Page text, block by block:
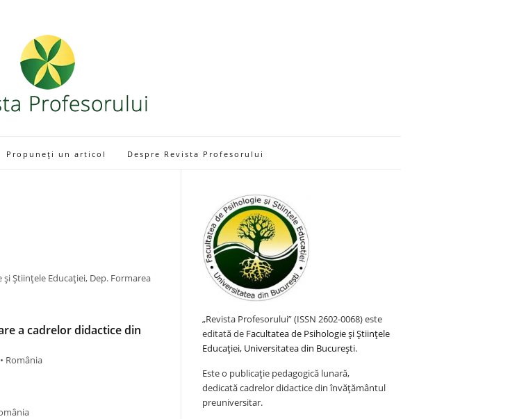
Propuneți un articol Despre Revista Profesorului
Științele Educației, Dep. Formarea
a cadrelor didactice din
România
„Revista Profesorului” (ISSN 2602-0068) este
editată de Facultatea de Psihologie și Științele
Educației, Universitatea din București.
Este o publicație pedagogică lunară,
dedicată cadrelor didactice din învățământul
preuniversitar.